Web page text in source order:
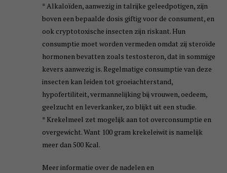
* Alkaloïden, aanwezig in talrijke geleedpotigen, zijn
boven een bepaalde dosis giftig voor de consument, en
ook cryptotoxische insecten zijn riskant. Hun
consumptie moet worden vermeden omdat zij steroïde
hormonen bevatten zoals testosteron, dat in sommige
kevers aanwezig is. Regelmatige consumptie van deze
insecten kan leiden tot groeiachterstand,
hypofertiliteit, vermannelijking bij vrouwen, oedeem,
geelzucht en leverkanker, zo blijkt uit een studie.
* Krekelmeel zet mogelijk aan tot overconsumptie en
overgewicht. Want 100 gram krekeleiwit is namelijk
meer dan 500 Kcal.
Meer informatie over de nadelen en